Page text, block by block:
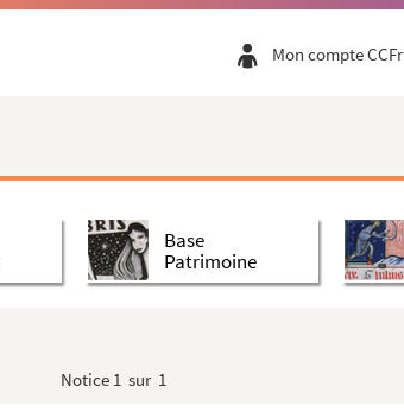
Mon compte CCFr
Base
Patrimoine
Notice 1 sur 1